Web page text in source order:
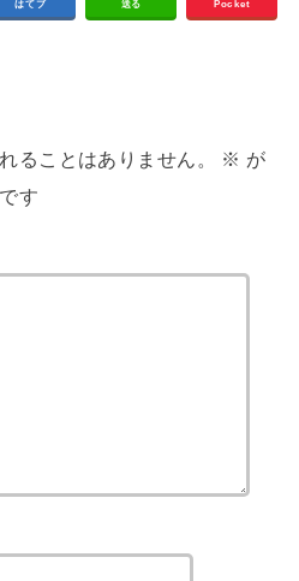
はてブ 送る Pocket
ることはありません。 ※ が
す